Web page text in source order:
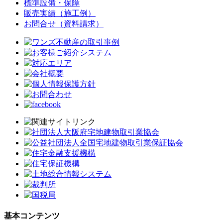
標準設備・保障
販売実績（施工例）
お問合せ（資料請求）
基本コンテンツ